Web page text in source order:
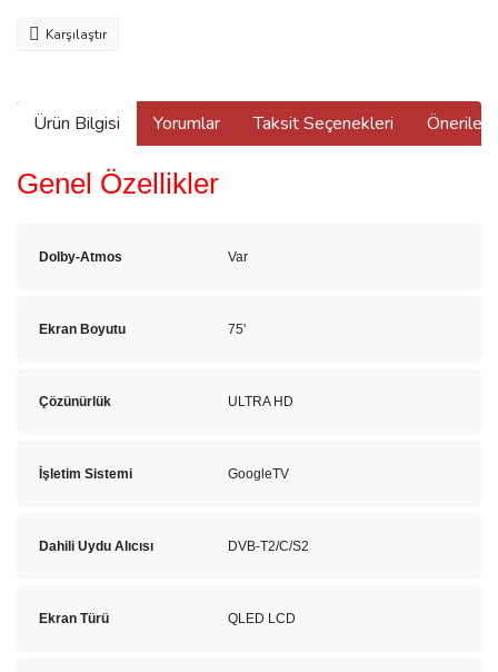
Karşılaştır
Ürün Bilgisi Yorumlar Taksit Seçenekleri
Genel Özellikler
Dolby-Atmos Var
Ekran Boyutu 75'
Çözünürlük ULTRA HD
İşletim Sistemi GoogleTV
Dahili Uydu Alıcısı DVB-T2/C/S2
Ekran Türü QLED LCD